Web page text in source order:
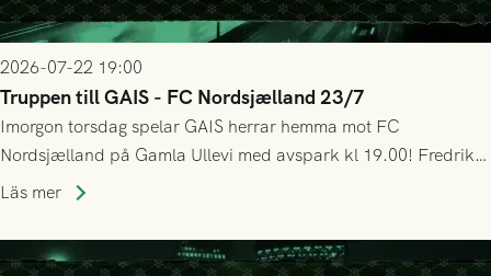
2026-07-22 19:00
Truppen till GAIS - FC Nordsjælland 23/7
Imorgon torsdag spelar GAIS herrar hemma mot FC
Nordsjælland på Gamla Ullevi med avspark kl 19.00! Fredrik
Holmberg och ledarstaben har tagit ut följande trupp till
Läs mer